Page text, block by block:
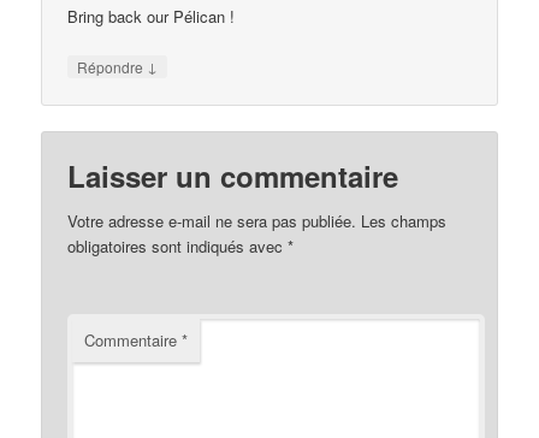
Bring back our Pélican !
Répondre ↓
Laisser un commentaire
Votre adresse e-mail ne sera pas publiée. Les champs
obligatoires sont indiqués avec*
Commentaire*